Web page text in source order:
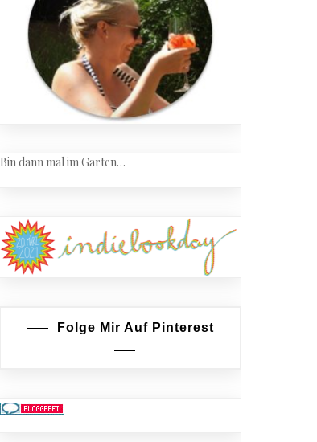
Bin dann mal im Garten…
Folge Mir Auf Pinterest